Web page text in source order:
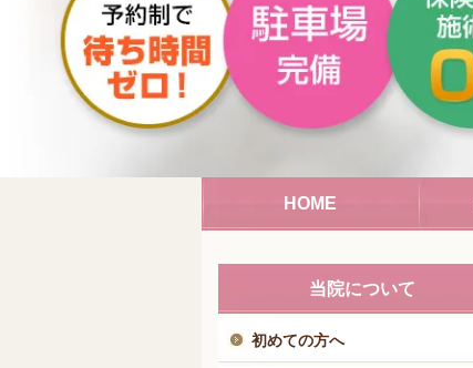
HOME
当院について
初めての方へ